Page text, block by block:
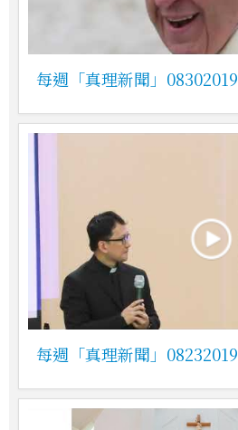
每週「真理新聞」08302019
每週「真理新聞」08232019